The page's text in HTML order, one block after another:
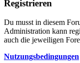
Registrieren
Du musst in diesem
Administration kann
auch die jeweiligen
Nutzungsbedingungen